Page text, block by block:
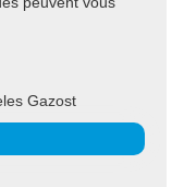
Gazost